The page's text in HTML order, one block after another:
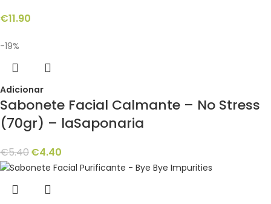
€11.90
-19%
Adicionar
Sabonete Facial Calmante – No Stress
(70gr) – laSaponaria
€5.40€4.40